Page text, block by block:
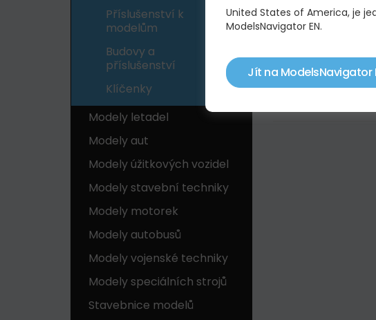
Příslušenství k
modelům
Budovy a
příslušenství
Klíčenky
Modely letadel
Modely aut
Modely úžitkových vozidel
Modely stavební techniky
Modely motorek
Modely autobusů
Modely vojenské techniky
Modely speciálních strojů
Stavebnice modelů
Modely
vhodné pro
Pokud hledáte
United States of America, je
ModelsNavigator EN.
Jít na ModelsNavigator